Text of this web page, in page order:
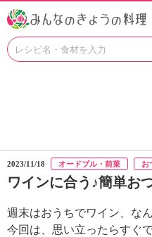
2023/11/18 オードブル・前菜 お
ワインに合う♪簡単お
週末はおうちでワイン、な
今回は、思い立ったらすぐ